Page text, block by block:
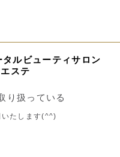
ルビューティサロン
ステ
り扱っている
たします(^^)